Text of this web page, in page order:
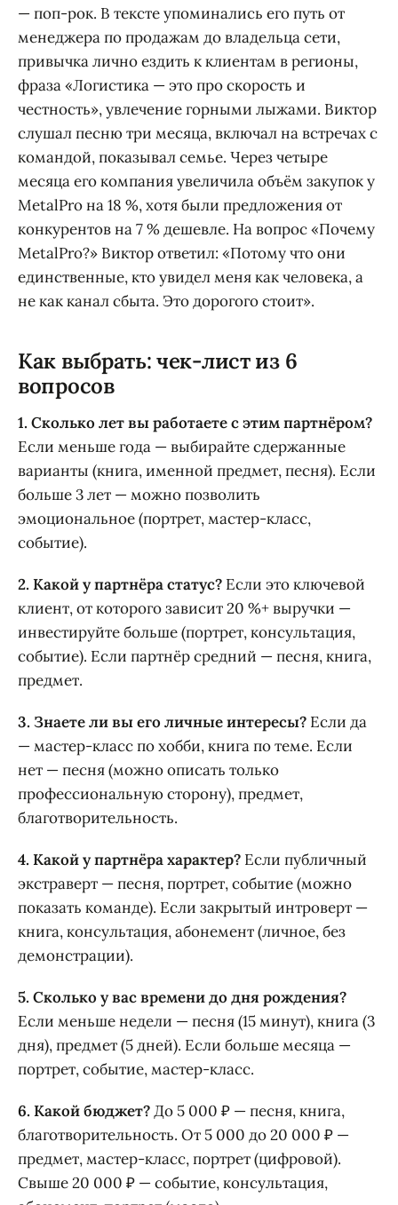
— поп-рок. В тексте упоминались его путь от
менеджера по продажам до владельца сети,
привычка лично ездить к клиентам в регионы,
фраза «Логистика — это про скорость и
честность», увлечение горными лыжами. Виктор
слушал песню три месяца, включал на встречах с
командой, показывал семье. Через четыре
месяца его компания увеличила объём закупок у
MetalPro на 18 %, хотя были предложения от
конкурентов на 7 % дешевле. На вопрос «Почему
MetalPro?» Виктор ответил: «Потому что они
единственные, кто увидел меня как человека, а
не как канал сбыта. Это дорогого стоит».
Как выбрать: чек-лист из 6
вопросов
1. Сколько лет вы работаете с этим партнёром?
Если меньше года — выбирайте сдержанные
варианты (книга, именной предмет, песня). Если
больше 3 лет — можно позволить
эмоциональное (портрет, мастер-класс,
событие).
2. Какой у партнёра статус? Если это ключевой
клиент, от которого зависит 20 %+ выручки —
инвестируйте больше (портрет, консультация,
событие). Если партнёр средний — песня, книга,
предмет.
3. Знаете ли вы его личные интересы? Если да
— мастер-класс по хобби, книга по теме. Если
нет — песня (можно описать только
профессиональную сторону), предмет,
благотворительность.
4. Какой у партнёра характер? Если публичный
экстраверт — песня, портрет, событие (можно
показать команде). Если закрытый интроверт —
книга, консультация, абонемент (личное, без
демонстрации).
5. Сколько у вас времени до дня рождения?
Если меньше недели — песня (15 минут), книга (3
дня), предмет (5 дней). Если больше месяца —
портрет, событие, мастер-класс.
6. Какой бюджет?До 5 000 ₽ — песня, книга,
благотворительность. От 5 000 до 20 000 ₽ —
предмет, мастер-класс, портрет (цифровой).
Свыше 20 000 ₽ — событие, консультация,